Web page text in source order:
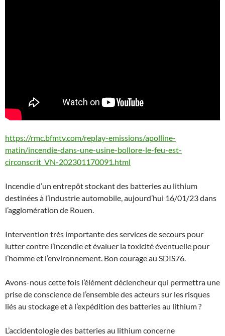
https://rmc.bfmtv.com/replay-emissions/apolline-
matin/incendie-dans-une-usine-bollore-le-feu-est-
circonscrit_VN-202301170091.html
Incendie d’un entrepôt stockant des batteries au lithium
destinées à l’industrie automobile, aujourd’hui 16/01/23 dans
l’agglomération de Rouen.
Intervention très importante des services de secours pour
lutter contre l’incendie et évaluer la toxicité éventuelle pour
l’homme et l’environnement. Bon courage au SDIS76.
Avons-nous cette fois l’élément déclencheur qui permettra une
prise de conscience de l’ensemble des acteurs sur les risques
liés au stockage et à l’expédition des batteries au lithium ?
L’accidentologie des batteries au lithium concerne